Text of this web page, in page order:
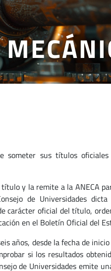
someter sus títulos
y la remite a la ANECA
de Universidades
carácter oficial del título,
en el Boletín Oficial del
años, desde la fecha de
si los resultados
de Universidades emite